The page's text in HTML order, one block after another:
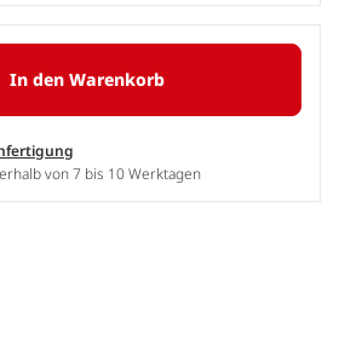
In den Warenkorb
von 7 bis 10 Werktagen